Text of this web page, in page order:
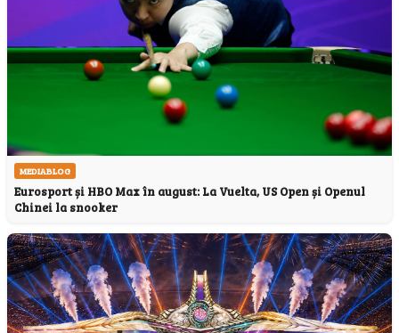
MEDIABLOG
Eurosport și HBO Max în august: La Vuelta, US Open și Openul
Chinei la snooker